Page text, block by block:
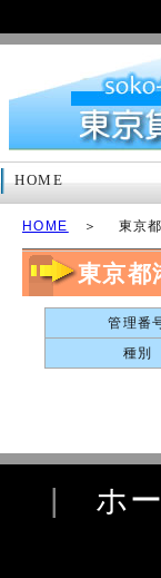
HOME
HOME ＞ 東京都
東京都
管理番
種別
| ホ